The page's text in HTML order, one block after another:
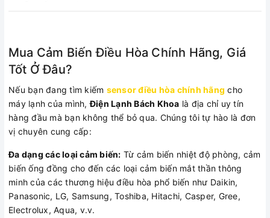
Mua Cảm Biến Điều Hòa Chính Hãng, Giá
Tốt Ở Đâu?
Nếu bạn đang tìm kiếm sensor điều hòa chính hãng cho
máy lạnh của mình,Điện Lạnh Bách Khoa là địa chỉ uy tín
hàng đầu mà bạn không thể bỏ qua. Chúng tôi tự hào là đơn
vị chuyên cung cấp:
Đa dạng các loại cảm biến: Từ cảm biến nhiệt độ phòng, cảm
biến ống đồng cho đến các loại cảm biến mắt thần thông
minh của các thương hiệu điều hòa phổ biến như Daikin,
Panasonic, LG, Samsung, Toshiba, Hitachi, Casper, Gree,
Electrolux, Aqua, v.v.